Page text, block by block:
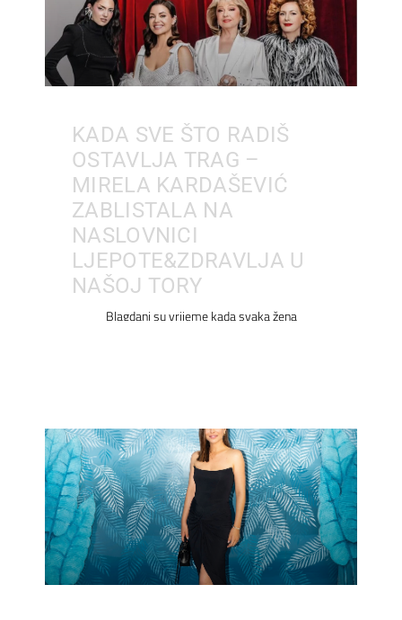
KADA SVE ŠTO RADIŠ
OSTAVLJA TRAG –
MIRELA KARDAŠEVIĆ
ZABLISTALA NA
NASLOVNICI
LJEPOTE&ZDRAVLJA U
NAŠOJ TORY
Blagdani su vrijeme kada svaka žena